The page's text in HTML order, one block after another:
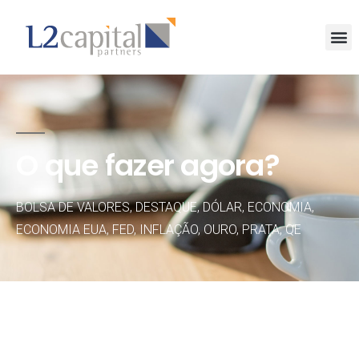
O que fazer agora?
BOLSA DE VALORES,DESTAQUE,DÓLAR, ECONOMIA,
ECONOMIA EUA, FED, INFLAÇÃO, OURO,PRATA,QE